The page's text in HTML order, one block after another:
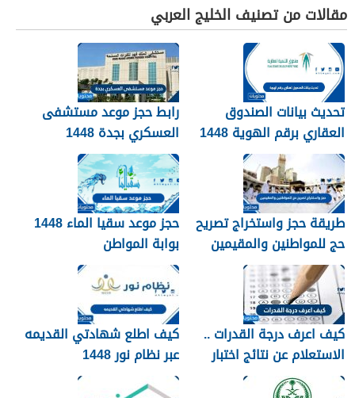
مقالات من تصنيف الخليج العربي
تحديث بيانات الصندوق
العقاري برقم الهوية 1448
الرابط والخطوات
رابط حجز موعد مستشفى
العسكري بجدة 1448
طريقة حجز واستخراج تصريح
حج للمواطنين والمقيمين
1448
حجز موعد سقيا الماء 1448
بوابة المواطن
كيف اعرف درجة القدرات ..
الاستعلام عن نتائج اختبار
القدرات 1448
كيف اطلع شهادتي القديمه
عبر نظام نور 1448